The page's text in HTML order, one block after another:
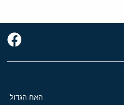
האח הגדול